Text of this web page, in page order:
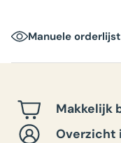
Manuele orderlijst
Makkelijk
Overzicht